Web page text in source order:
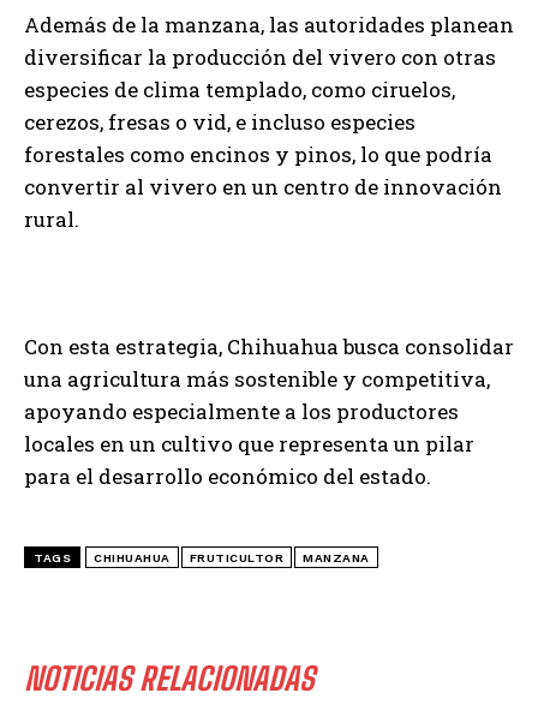
Además de la manzana, las autoridades planean
diversificar la producción del vivero con otras
especies de clima templado, como ciruelos,
cerezos, fresas o vid, e incluso especies
forestales como encinos y pinos, lo que podría
convertir al vivero en un centro de innovación
rural.
Con esta estrategia, Chihuahua busca consolidar
una agricultura más sostenible y competitiva,
apoyando especialmente a los productores
locales en un cultivo que representa un pilar
para el desarrollo económico del estado.
TAGS CHIHUAHUA FRUTICULTOR MANZANA
NOTICIAS RELACIONADAS